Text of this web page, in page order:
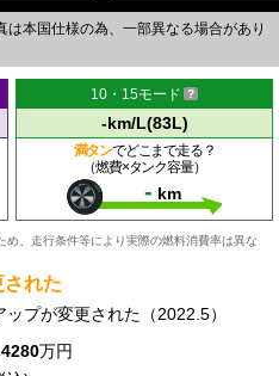
本国仕様の為、一部異なる場合があり
10・15モード
-km/L(83L)
満タンでどこまで走る？
（燃費×タンク容量）
- km
、走行条件等により実際の燃料消費率は異な
れた
プが変更された（2022.5）
4280万円